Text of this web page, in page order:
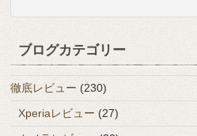
ブログカテゴリー
徹底レビュー (230)
Xperiaレビュー (27)